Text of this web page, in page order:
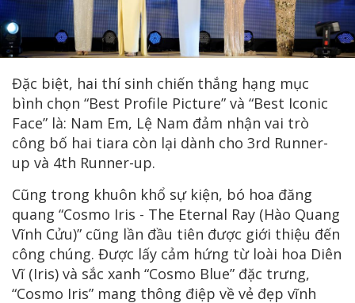
Đặc biệt, hai thí sinh chiến thắng hạng mục
bình chọn “Best Profile Picture” và “Best Iconic
Face” là: Nam Em, Lệ Nam đảm nhận vai trò
công bố hai tiara còn lại dành cho 3rd Runner-
up và 4th Runner-up.
Cũng trong khuôn khổ sự kiện, bó hoa đăng
quang “Cosmo Iris - The Eternal Ray (Hào Quang
Vĩnh Cửu)” cũng lần đầu tiên được giới thiệu đến
công chúng. Được lấy cảm hứng từ loài hoa Diên
Vĩ (Iris) và sắc xanh “Cosmo Blue” đặc trưng,
“Cosmo Iris” mang thông điệp về vẻ đẹp vĩnh